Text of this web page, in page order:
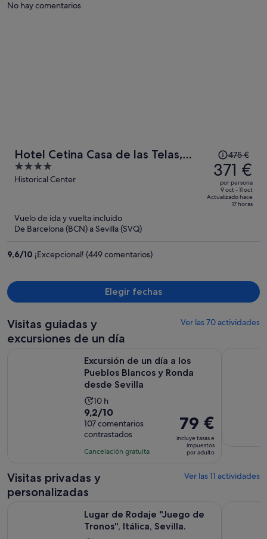
No hay comentarios
Hotel Cetina Casa de las Telas,
Sevilla
4
out
Historical Center
El
precio
era
de
475 €,
persona
475 €
371 €
por persona
9 oct - 11 oct
Actualizado hace
17 horas
Vuelo de ida y vuelta incluido
De Barcelona (BCN) a Sevilla (SVQ)
9,6/10 ¡Excepcional! (449 comentarios)
Elegir fechas
Visitas guiadas y
excursiones de un día
Ver las 70 actividades
Excursión de un día a los
Pueblos Blancos y Ronda
desde Sevilla
La
duración
de
la
actividad
de
10 h
9.2
sobre
10
con
comentarios
9,2/10
107 comentarios
contrastados
Cancelación gratuita
El
precio
es
de
por
79 €
incluye tasas e
impuestos
por adulto
Visitas privadas y
personalizadas
Ver las 11 actividades
Lugar de Rodaje "Juego de
Tronos", Itálica, Sevilla.